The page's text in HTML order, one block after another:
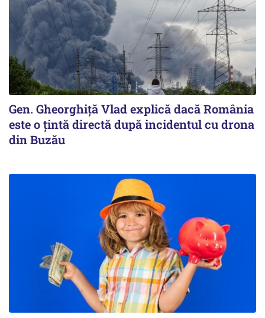
Gen. Gheorghiță Vlad explică dacă România
este o țintă directă după incidentul cu drona
din Buzău